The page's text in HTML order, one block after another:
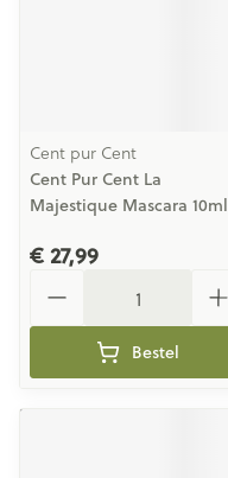
Cent pur Cent
Cent Pur Cent La
Majestique Mascara 10ml
€ 27,99
Bestel